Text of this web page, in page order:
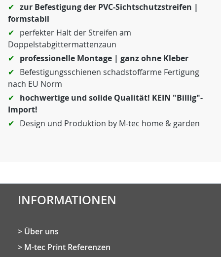
zur Befestigung der PVC-Sichtschutzstreifen |
formstabil
perfekter Halt der Streifen am
Doppelstabgittermattenzaun
professionelle Montage | ganz ohne Kleber
Befestigungsschienen schadstoffarme Fertigung
nach EU Norm
hochwertige und solide Qualität! KEIN "Billig"-
Import!
Design und Produktion by M-tec home & garden
INFORMATIONEN
Über uns
M-tec Print Referenzen